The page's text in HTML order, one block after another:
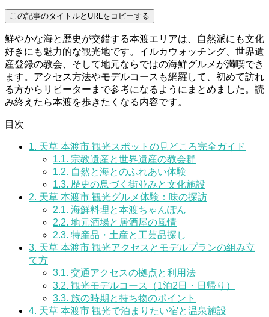
この記事のタイトルとURLをコピーする
鮮やかな海と歴史が交錯する本渡エリアは、自然派にも文化
好きにも魅力的な観光地です。イルカウォッチング、世界遺
産登録の教会、そして地元ならではの海鮮グルメが満喫でき
ます。アクセス方法やモデルコースも網羅して、初めて訪れ
る方からリピーターまで参考になるようにまとめました。読
み終えたら本渡を歩きたくなる内容です。
目次
1. 天草 本渡市 観光スポットの見どころ完全ガイド
1.1. 宗教遺産と世界遺産の教会群
1.2. 自然と海とのふれあい体験
1.3. 歴史の息づく街並みと文化施設
2. 天草 本渡市 観光グルメ体験：味の探訪
2.1. 海鮮料理と本渡ちゃんぽん
2.2. 地元酒場と居酒屋の風情
2.3. 特産品・土産と工芸品探し
3. 天草 本渡市 観光アクセスとモデルプランの組み立
て方
3.1. 交通アクセスの拠点と利用法
3.2. 観光モデルコース（1泊2日・日帰り）
3.3. 旅の時期と持ち物のポイント
4. 天草 本渡市 観光で泊まりたい宿と温泉施設